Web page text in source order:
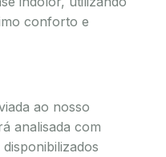
conforto e
ao nosso
analisada com